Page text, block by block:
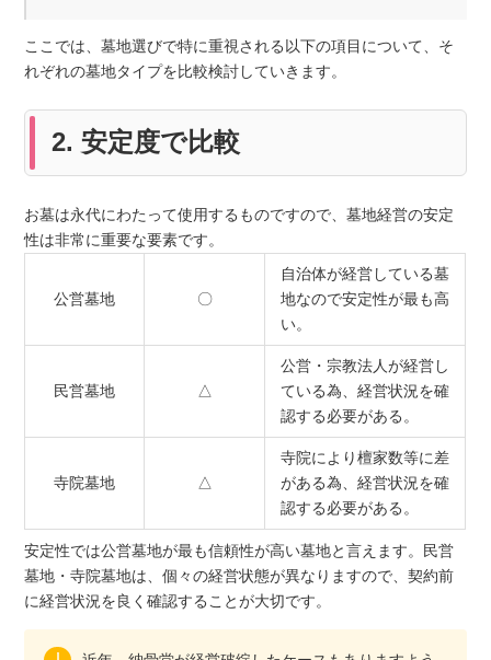
ここでは、墓地選びで特に重視される以下の項目について、そ
れぞれの墓地タイプを比較検討していきます。
2. 安定度で比較
お墓は永代にわたって使用するものですので、墓地経営の安定
性は非常に重要な要素です。
公営墓地 〇
自治体が経営している墓
地なので安定性が最も高
い。
民営墓地 △
公営・宗教法人が経営し
ている為、経営状況を確
認する必要がある。
寺院墓地 △
寺院により檀家数等に差
がある為、経営状況を確
認する必要がある。
安定性では公営墓地が最も信頼性が高い墓地と言えます。民営
墓地・寺院墓地は、個々の経営状態が異なりますので、契約前
に経営状況を良く確認することが大切です。